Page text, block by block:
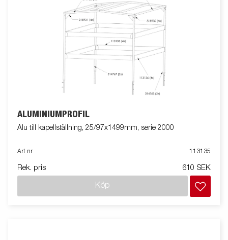
ALUMINIUMPROFIL
Alu till kapellställning, 25/97x1499mm, serie 2000
Art nr 113135
Rek. pris 610 SEK
Köp